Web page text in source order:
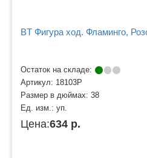
BT Фигура ход. Фламинго,
Остаток на складе:
Артикул: 18103P
Размер в дюймах: 38
Ед. изм.: уп.
Цена:634 р.